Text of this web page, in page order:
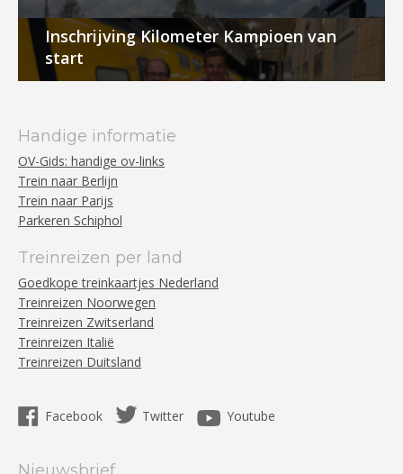
Inschrijving Kilometer Kampioen van
start
Handige informatie
OV-Gids: handige ov-links
Trein naar Berlijn
Trein naar Parijs
Parkeren Schiphol
Treinreizen per land
Goedkope treinkaartjes Nederland
Treinreizen Noorwegen
Treinreizen Zwitserland
Treinreizen Italië
Treinreizen Duitsland
Facebook Twitter Youtube